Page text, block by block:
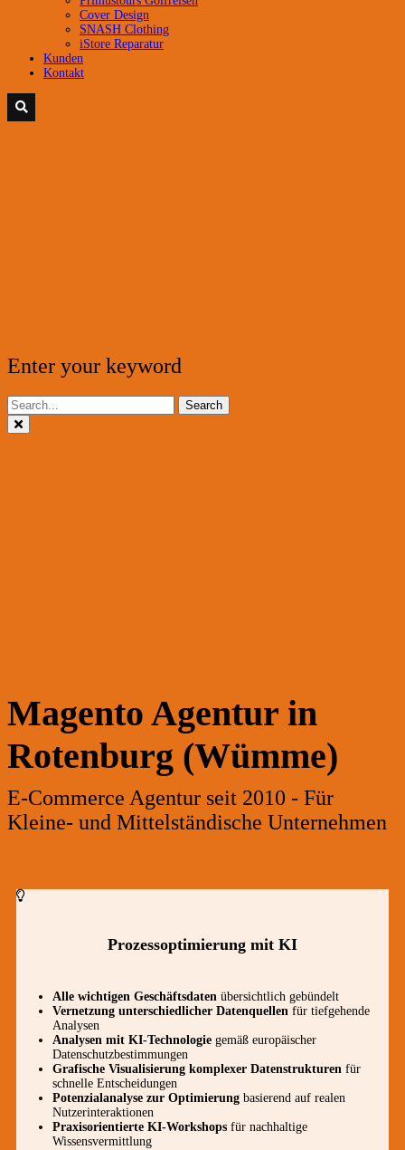
Cover Design
SNASH Clothing
iStore Reparatur
Kunden
Kontakt
Enter your keyword
Search
Magento Agentur in
Rotenburg (Wümme)
E-Commerce Agentur seit 2010 - Für
Kleine- und Mittelständische Unternehmen
Prozessoptimierung mit KI
Alle wichtigen Geschäftsdaten übersichtlich gebündelt
Vernetzung unterschiedlicher Datenquellen für tiefgehende
Analysen
Analysen mit KI-Technologie gemäß europäischer
Datenschutzbestimmungen
Grafische Visualisierung komplexer Datenstrukturen für
schnelle Entscheidungen
Potenzialanalyse zur Optimierung basierend auf realen
Nutzerinteraktionen
Praxisorientierte KI-Workshops für nachhaltige
Wissensvermittlung